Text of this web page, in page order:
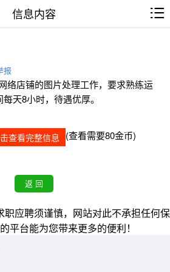
信息内容
报
络店铺的图片处理工作，要求熟练运
天8小时，待遇优厚。
查看完整信息 (查看需要80金币)
职应聘须谨慎，网站对此不承担任何保
平台能为您带来更多的便利！